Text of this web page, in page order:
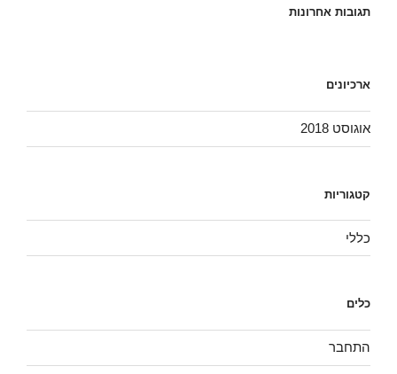
תגובות אחרונות
ארכיונים
אוגוסט 2018
קטגוריות
כללי
כלים
התחבר